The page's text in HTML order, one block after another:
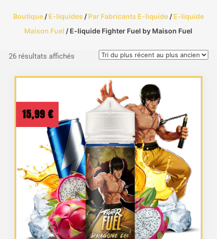
Boutique/ E-liquides / Par Fabricants E-liquide/ E-liquide
Maison Fuel / E-liquide Fighter Fuel by Maison Fuel
26 résultats affichésTrié
plus
ancien
15,99 €